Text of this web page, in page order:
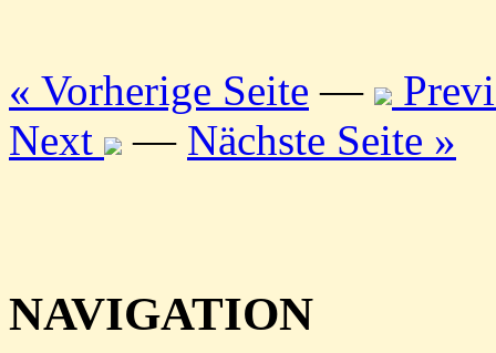
« Vorherige Seite —
Next
— Nächste Seite »
NAVIGATION